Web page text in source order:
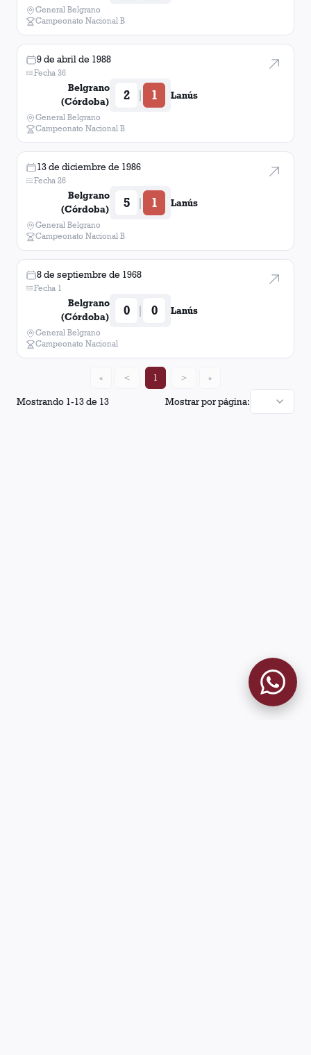
General Belgrano
Campeonato Nacional B
9 de abril de 1988
Fecha 36
Belgrano
(Córdoba)
2 | 1 Lanús
General Belgrano
Campeonato Nacional B
13 de diciembre de 1986
Fecha 26
Belgrano
(Córdoba)
5 | 1 Lanús
General Belgrano
Campeonato Nacional B
8 de septiembre de 1968
Fecha 1
Belgrano
(Córdoba)
0 | 0 Lanús
General Belgrano
Campeonato Nacional
Mostrando 1-13de 13 Mostrar por página:
« < 1 > »